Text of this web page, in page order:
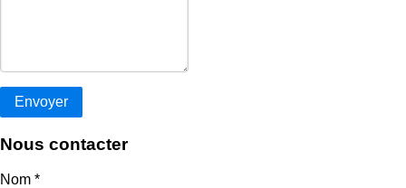
Nous contacter
Nom *